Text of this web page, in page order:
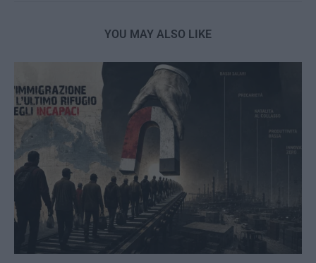
YOU MAY ALSO LIKE